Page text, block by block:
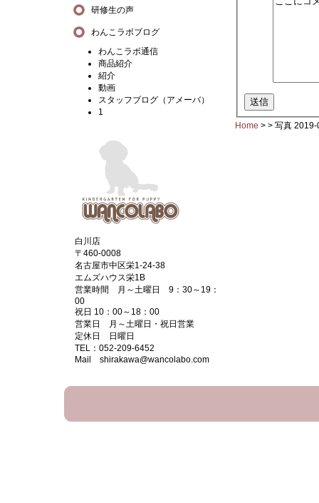
Home > > 写真
研修生の声
わんこラボブログ
わんこラボ通信
商品紹介
紹介
動画
スタッフブログ（アメーバ）
1
白川店
〒460-0008
名古屋市中区栄1-24-38
エムズハウス栄1B
営業時間 月～土曜日 9：30～19：
00
祝日 10：00～18：00
営業日 月～土曜日・祝日営業
定休日 日曜日
TEL：052-209-6452
Mail shirakawa@wancolabo.com